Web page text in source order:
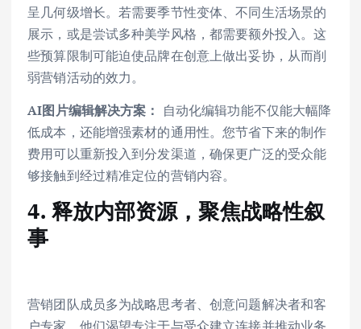
呈几何级增长。若需要季节性变体、不同生活场景的
展示，或是尝试多种美学风格，都需要额外投入。这
些预算限制可能迫使品牌在创意上做出妥协，从而削
弱营销活动的效力。
AI图片编辑解决方案： 自动化编辑功能不仅能大幅降
低成本，还能增强素材的通用性。您节省下来的制作
费用可以重新投入到分发渠道，确保更广泛的受众能
够接触到经过精准定位的营销内容。
4. 释放内部资源，聚焦战略性叙
事
营销团队成员多为战略思考者、创意问题解决者和客